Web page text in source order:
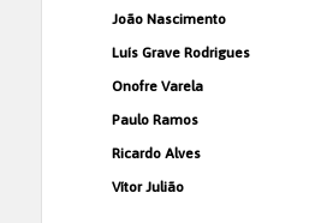
João Nascimento
Luís Grave Rodrigues
Onofre Varela
Paulo Ramos
Ricardo Alves
Vítor Julião